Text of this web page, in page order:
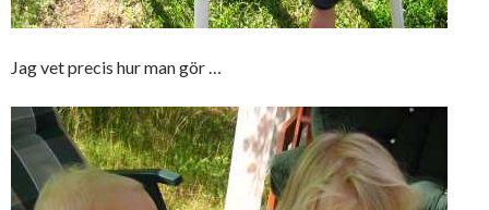
Jag vet precis hur man gör …